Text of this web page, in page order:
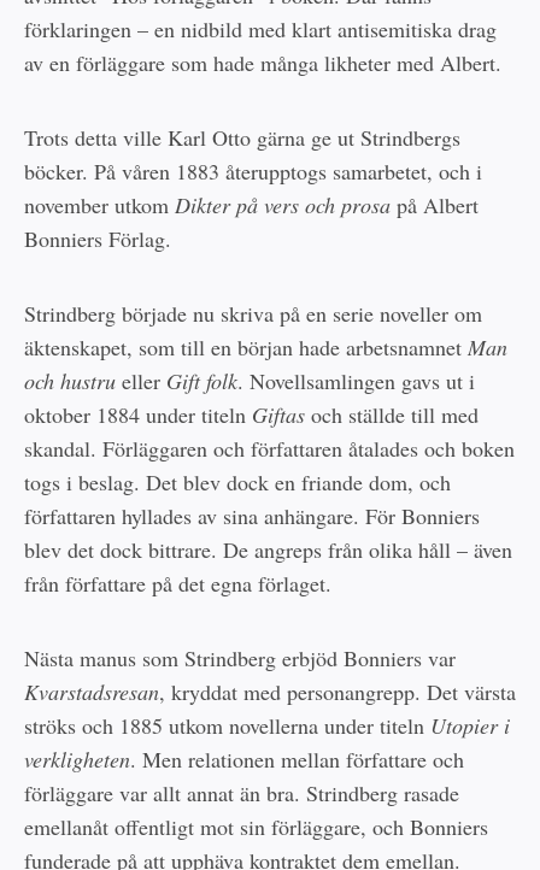
förklaringen – en nidbild med klart antisemitiska drag
av en förläggare som hade många likheter med Albert.
Trots detta ville Karl Otto gärna ge ut Strindbergs
böcker. På våren 1883 återupptogs samarbetet, och i
november utkom Dikter på vers och prosa på Albert
Bonniers Förlag.
Strindberg började nu skriva på en serie noveller om
äktenskapet, som till en början hade arbetsnamnet Man
och hustru eller Gift folk. Novellsamlingen gavs ut i
oktober 1884 under titeln Giftas och ställde till med
skandal. Förläggaren och författaren åtalades och boken
togs i beslag. Det blev dock en friande dom, och
författaren hyllades av sina anhängare. För Bonniers
blev det dock bittrare. De angreps från olika håll – även
från författare på det egna förlaget.
Nästa manus som Strindberg erbjöd Bonniers var
Kvarstadsresan, kryddat med personangrepp. Det värsta
ströks och 1885 utkom novellerna under titeln Utopier i
verkligheten. Men relationen mellan författare och
förläggare var allt annat än bra. Strindberg rasade
emellanåt offentligt mot sin förläggare, och Bonniers
funderade på att upphäva kontraktet dem emellan.